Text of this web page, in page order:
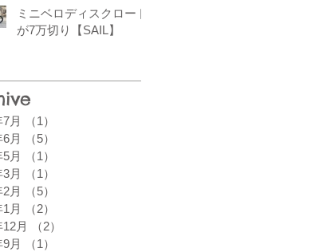
ミニベロディスクロード
が7万切り【SAIL】
月 （1）
月
（5）
月
（1）
月
（1）
月
（5）
月
（2）
月
（2）
月
（1）